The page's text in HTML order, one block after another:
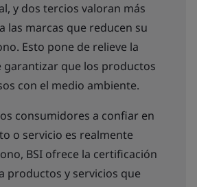
y dos tercios valoran más
las marcas que reducen su
Esto pone de relieve la
garantizar que los productos
con el medio ambiente.
consumidores a confiar en
o servicio es realmente
BSI ofrece la certificación
productos y servicios que